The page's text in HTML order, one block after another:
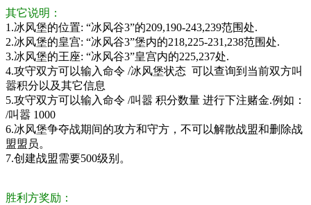
其它说明：
1.冰风堡的位置: “冰风谷3”的209,190-243,239范围处.
2.冰风堡的皇宫: “冰风谷3”堡内的218,225-231,238范围处.
3.冰风堡的王座: “冰风谷3”皇宫内的225,237处.
4.攻守双方可以输入命令 /冰风堡状态 可以查询到当前双方叫
嚣积分以及其它信息
5.攻守双方可以输入命令 /叫嚣 积分数量 进行下注赌金.例如：
/叫嚣 1000
6.冰风堡争夺战期间的攻方和守方，不可以解散战盟和删除战
盟盟员。
7.创建战盟需要500级别。
胜利方奖励：